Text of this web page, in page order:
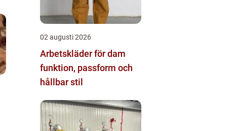
02 augusti 2026
Arbetskläder för dam
funktion, passform och
hållbar stil